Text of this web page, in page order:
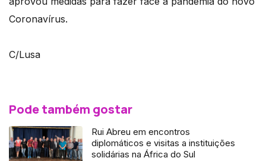
Coronavírus.
C/Lusa
Pode também gostar
Rui Abreu em encontros
diplomáticos e visitas a instituições
solidárias na África do Sul